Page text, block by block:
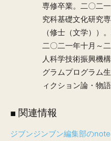
専修卒業。二〇二
究科基礎文化研究
（修士（文学））
二〇二一年十月～
人科学技術振興機
グラムプログラム
ィクション論・物語
■ 関連情報
ジブンジンブン編集部のnote